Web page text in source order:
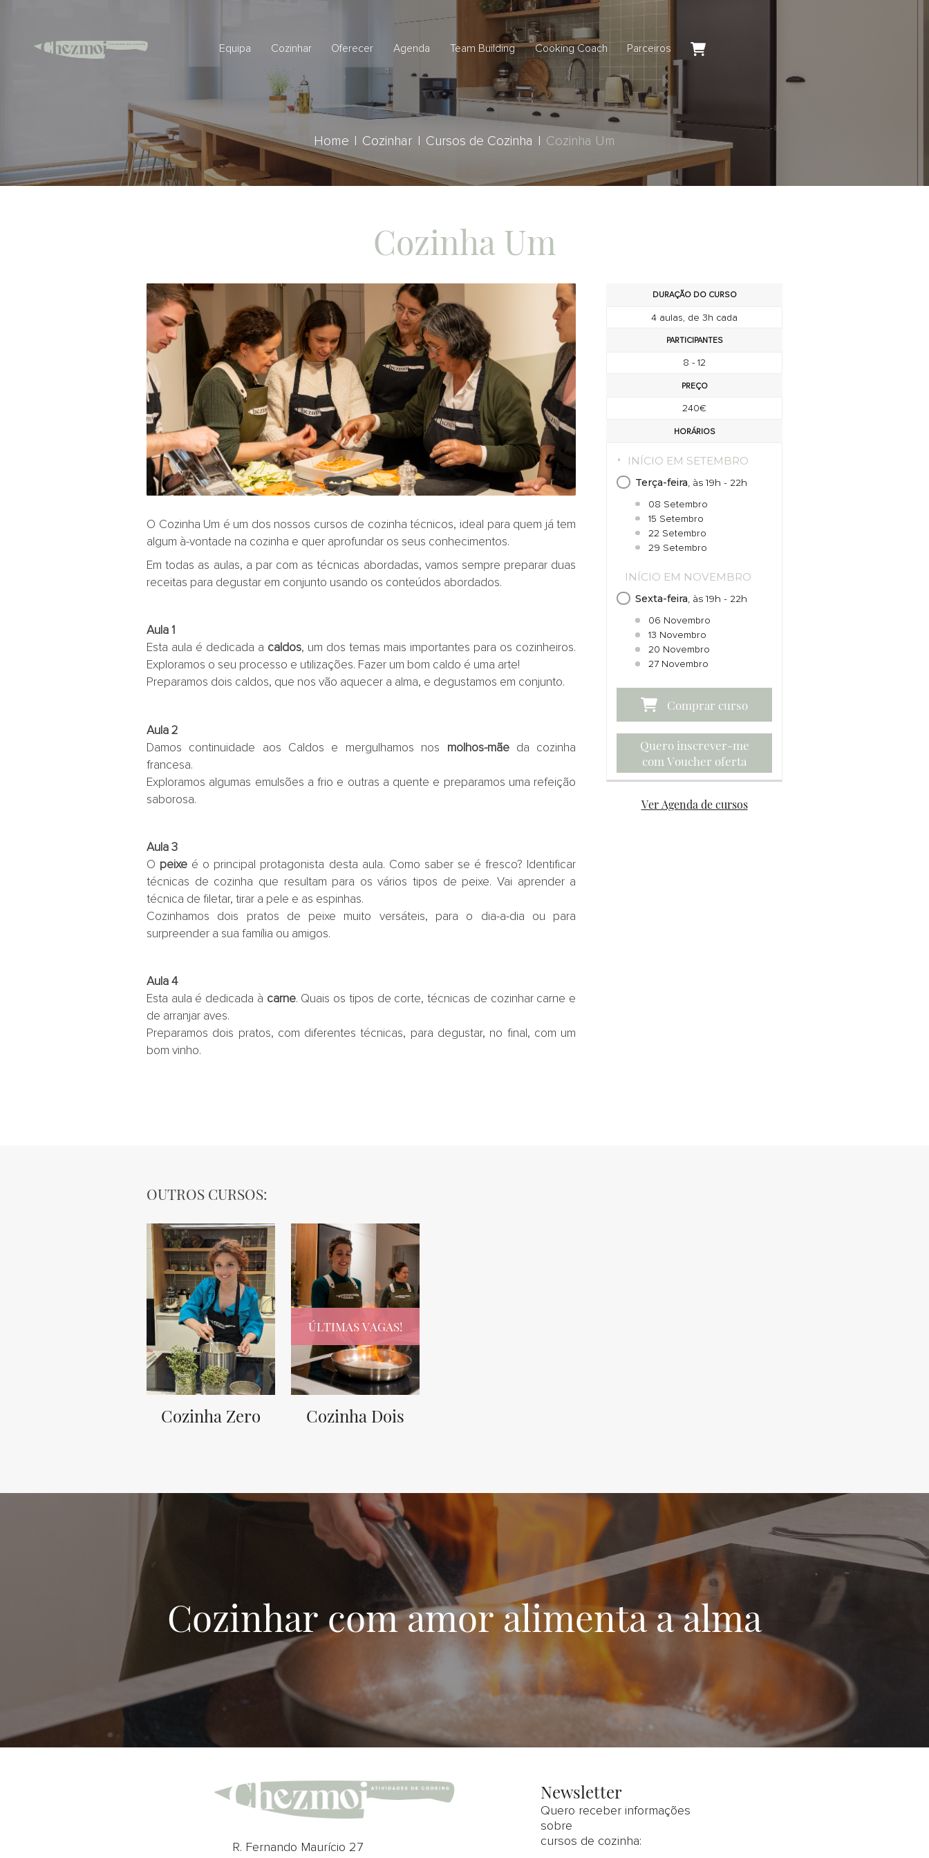
Equipa Cozinhar Oferecer Agenda Team Building Cooking Coach Parceiros
Home Cozinhar Cursos de Cozinha Cozinha Um
Cozinha Um
O Cozinha Um é um dos nossos cursos de cozinha técnicos, ideal para quem já tem
algum à-vontade na cozinha e quer aprofundar os seus conhecimentos.
Em todas as aulas, a par com as técnicas abordadas, vamos sempre preparar duas
receitas para degustar em conjunto usando os conteúdos abordados.
Aula 1
Esta aula é dedicada a caldos, um dos temas mais importantes para os cozinheiros.
Exploramos o seu processo e utilizações. Fazer um bom caldo é uma arte!
Preparamos dois caldos, que nos vão aquecer a alma, e degustamos em conjunto.
Aula 2
Damos continuidade aos Caldos e mergulhamos nos molhos-mãe da cozinha
francesa.
Exploramos algumas emulsões a frio e outras a quente e preparamos uma refeição
saborosa.
Aula 3
O peixe é o principal protagonista desta aula. Como saber se é fresco? Identificar
técnicas de cozinha que resultam para os vários tipos de peixe. Vai aprender a
técnica de filetar, tirar a pele e as espinhas.
Cozinhamos dois pratos de peixe muito versáteis, para o dia-a-dia ou para
surpreender a sua família ou amigos.
Aula 4
Esta aula é dedicada à carne. Quais os tipos de corte, técnicas de cozinhar carne e
de arranjar aves.
Preparamos dois pratos, com diferentes técnicas, para degustar, no final, com um
bom vinho.
DURAÇÃO DO CURSO
4 aulas, de 3h cada
PARTICIPANTES
8 - 12
PREÇO
240€
HORÁRIOS
INÍCIO EM SETEMBRO
Terça-feira , às 19h - 22h
08 Setembro
15 Setembro
22 Setembro
29 Setembro
INÍCIO EM NOVEMBRO
Sexta-feira , às 19h - 22h
06 Novembro
13 Novembro
20 Novembro
27 Novembro
Quero inscrever-me
com Voucher oferta
Ver Agenda de cursos
OUTROS CURSOS:
Cozinha Zero
ÚLTIMAS VAGAS!
Cozinha Dois
Cozinhar com amor alimenta a alma
R. Fernando Maurício 27
Newsletter
Quero receber informações
sobre
cursos de cozinha: